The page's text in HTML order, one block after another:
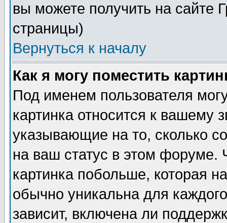
вы можете получить на сайте
страницы)
Вернуться к началу
Как я могу поместить
Под именем пользователя
картинка относится к вашему
указывающие на то, сколько
на ваш статус в этом форуме.
картинка побольше, которая
обычно уникальна для
зависит, включена ли